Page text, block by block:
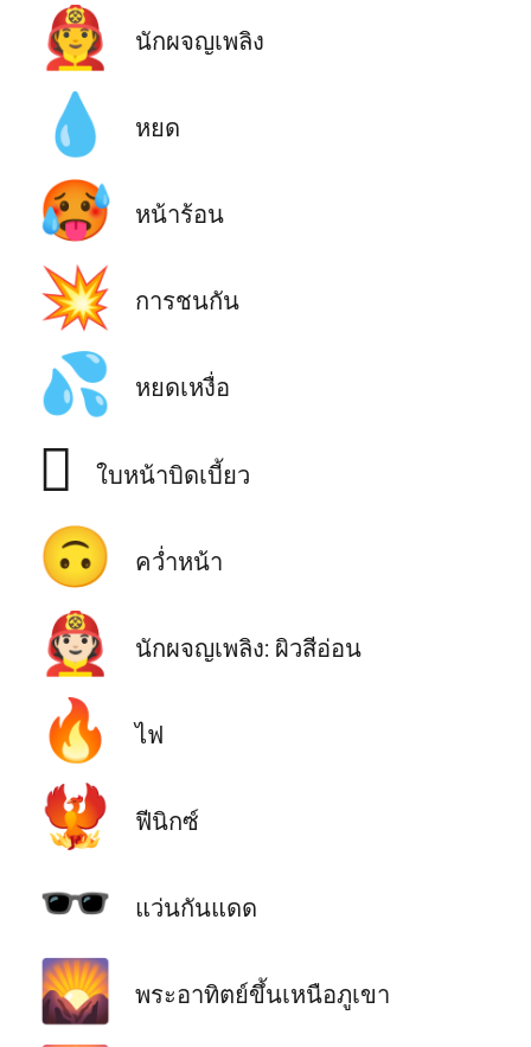
🧑‍🚒 นักผจญเพลิง
💧 หยด
🥵 หน้าร้อน
💥 การชนกัน
💦 หยดเหงื่อ
🫪 ใบหน้าบิดเบี้ยว
🙃 คว่ำหน้า
🧑🏻‍🚒 นักผจญเพลิง: ผิวสีอ่อน
🔥 ไฟ
🐦‍🔥 ฟีนิกซ์
🕶️ แว่นกันแดด
🌄 พระอาทิตย์ขึ้นเหนือภูเขา